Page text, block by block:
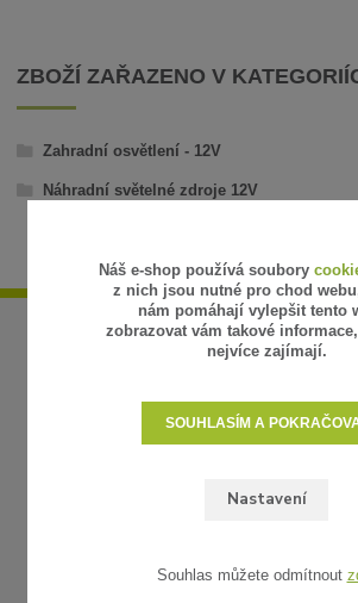
ZBOŽÍ ZAŘAZENO V
Zahradní osvětlení - 12V
Náhradní světelné zdroje 12V
Náš e-shop používá soubory
z nich jsou nutné pro chod
nám pomáhají vylepšit tento
zobrazovat vám takové
nejvíce zajímají.
Nastavení
SOUHLASÍM A
Souhlas můžete odmítnout